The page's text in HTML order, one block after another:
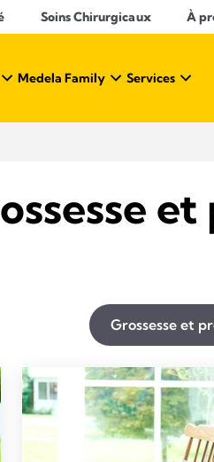
Soins Chirurgicaux À
Medela Family Services
Grossesse et